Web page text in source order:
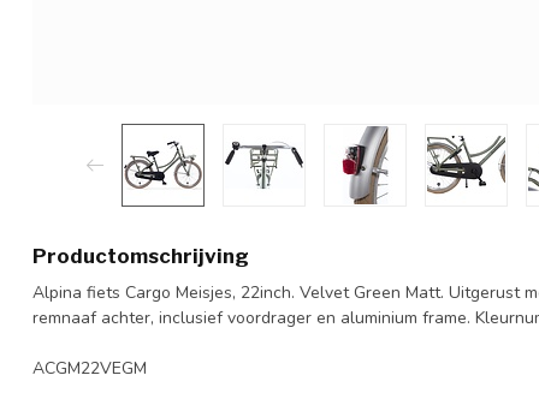
Productomschrijving
Alpina fiets Cargo Meisjes, 22inch. Velvet Green Matt. Uitgerust
remnaaf achter, inclusief voordrager en aluminium frame.
ACGM22VEGM